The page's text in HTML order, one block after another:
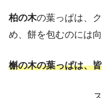
柏の木の葉っぱは、
め、餅を包むのには向
槲の木の葉っぱは、